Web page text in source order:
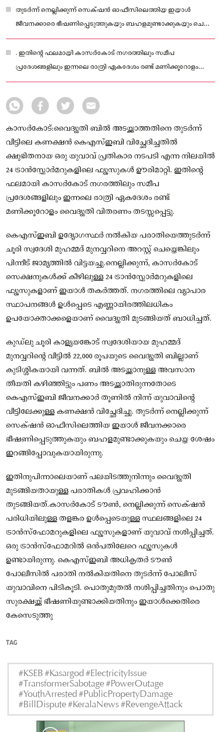
തുടർന്ന് നെല്ലിക്കുന്ന് സെക്‌ഷൻ ഓഫീസിലെത്തിയ ഇയാൾ
ജീവനക്കാരെ ഭീഷണിപ്പെടുത്തുകയും ബഹളമുണ്ടാക്കുകയും ചെയ്ത
ശേഷം ഇറങ്ങിപ്പോവുകയായിരുന്നു.
. ഇതിന്റെ ഫലമായി കാസർകോട് നഗരത്തിലും സമീപ
പ്രദേശങ്ങളിലും ഇന്നലെ രാത്രി ഏകദേശം രണ്ട് മണിക്കൂറോളം
വൈദ്യുതി വിതരണം തടസ്സപ്പെട്ടു.
കാസർകോട്:വൈദ്യുതി ബിൽ അടയ്ക്കാത്തതിനെ തുടർന്ന്
വീട്ടിലെ കണക്ഷൻ കെഎസ്ഇബി വിച്ഛേദിച്ചതിൽ
ക്ഷുഭിതനായ ഒരു യുവാവ് പ്രതികാര നടപടി എന്ന നിലയിൽ
24 ട്രാൻസ്ഫോർമറുകളിലെ ഫ്യൂസുകൾ ഊരിമാറ്റി. ഇതിന്റെ
ഫലമായി കാസർകോട് നഗരത്തിലും സമീപ
പ്രദേശങ്ങളിലും ഇന്നലെ രാത്രി ഏകദേശം രണ്ട്
മണിക്കൂറോളം വൈദ്യുതി വിതരണം തടസ്സപ്പെട്ടു.
കെഎസ്ഇബി ഉദ്യോഗസ്ഥർ നൽകിയ പരാതിയെത്തുടർന്ന്
ചൂരി സ്വദേശി മുഹമ്മദ് മുനവ്വറിനെ അറസ്റ്റ് ചെയ്തെങ്കിലും
പിന്നീട് ജാമ്യത്തിൽ വിട്ടയച്ചു.നെല്ലിക്കുന്ന്, കാസർകോട്
സെക്ഷനുകൾക്ക് കീഴിലുള്ള 24 ട്രാൻസ്ഫോർമറുകളിലെ
ഫ്യൂസുകളാണ് ഇയാൾ തകർത്തത്. നഗരത്തിലെ വ്യാപാര
സ്ഥാപനങ്ങൾ ഉൾപ്പെടെ എണ്ണായിരത്തിലധികം
ഉപയോക്താക്കളെയാണ് വൈദ്യുതി മുടങ്ങിയത് ബാധിച്ചത്.
കുഡ്‌ലു ചൂരി കാള്യയങ്കോട് സ്വദേശിയായ മുഹമ്മദ്
മുനവ്വറിന്റെ വീട്ടിൽ 22,000 രൂപയുടെ വൈദ്യുതി ബില്ലാണ്
കുടിശ്ശികയായി വന്നത്. ബിൽ അടയ്ക്കാനുള്ള അവസാന
തീയതി കഴിഞ്ഞിട്ടും പണം അടയ്ക്കാതിരുന്നതോടെ
കെഎസ്ഇബി ജീവനക്കാർ തൂണിൽ നിന്ന് യുവാവിന്റെ
വീട്ടിലേക്കുള്ള കണക്ഷൻ വിച്ഛേദിച്ചു. തുടർന്ന് നെല്ലിക്കുന്ന്
സെക്‌ഷൻ ഓഫീസിലെത്തിയ ഇയാൾ ജീവനക്കാരെ
ഭീഷണിപ്പെടുത്തുകയും ബഹളമുണ്ടാക്കുകയും ചെയ്ത ശേഷം
ഇറങ്ങിപ്പോവുകയായിരുന്നു.
ഇതിനുപിന്നാലെയാണ് പലയിടത്തുനിന്നും വൈദ്യുതി
മുടങ്ങിയതായുള്ള പരാതികൾ പ്രവഹിക്കാൻ
തുടങ്ങിയത്.കാസർകോട് ടൗൺ, നെല്ലിക്കുന്ന് സെക്‌ഷൻ
പരിധിയിലുള്ള തളങ്കര ഉൾപ്പെടെയുള്ള സ്ഥലങ്ങളിലെ 24
ട്രാൻസ്‌ഫോമറുകളിലെ ഫ്യൂസുകളാണ് യുവാവ് നശിപ്പിച്ചത്.
ഒരു ട്രാൻസ്‌ഫോമറിൽ ഒൻപതിലേറെ ഫ്യൂസുകൾ
ഉണ്ടായിരുന്നു. കെഎസ്ഇബി അധികൃതർ ടൗൺ
പോലീസിൽ പരാതി നൽകിയതിനെ തുടർന്ന് പോലീസ്
യുവാവിനെ പിടികൂടി. പൊതുമുതൽ നശിപ്പിച്ചതിനും പൊതു
സുരക്ഷയ്ക്ക് ഭീഷണിയുണ്ടാക്കിയതിനും ഇയാൾക്കെതിരെ
കേസെടുത്തു
TAG
#KSEB #Kasargod #ElectricityIssue
#TransformerSabotage #PowerOutage
#YouthArrested #PublicPropertyDamage
#BillDispute #KeralaNews #RevengeAttack